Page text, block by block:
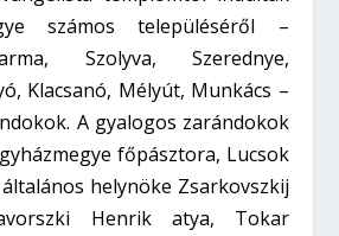
számos településéről –
Szolyva, Szerednye,
Klacsanó, Mélyút, Munkács –
A gyalogos zarándokok
főpásztora, Lucsok
helynöke Zsarkovszkij
Henrik atya, Tokar